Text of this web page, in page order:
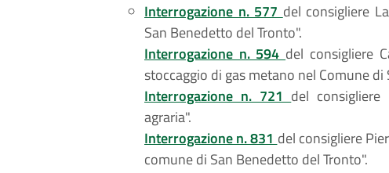
Interrogazione n. 577 del consigliere
San Benedetto del Tronto".
Interrogazione n. 594 del consigliere
stoccaggio di gas metano nel Comune
Interrogazione n. 721 del
agraria".
Interrogazione n. 831 del consigliere
comune di San Benedetto del Tronto".